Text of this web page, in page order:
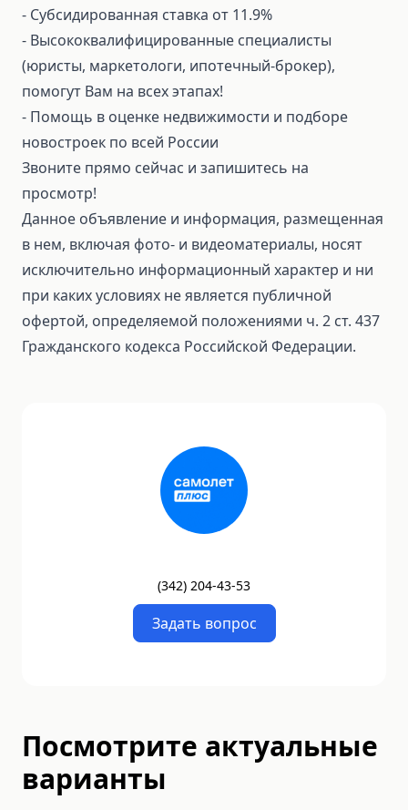
- Субсидированная ставка от 11.9%
- Высококвалифицированные специалисты
(юристы, маркетологи, ипотечный-брокер),
помогут Вам на всех этапах!
- Помощь в оценке недвижимости и подборе
новостроек по всей России
Звоните прямо сейчас и запишитесь на
просмотр!
Данное объявление и информация, размещенная
в нем, включая фото- и видеоматериалы, носят
исключительно информационный характер и ни
при каких условиях не является публичной
офертой, определяемой положениями ч. 2 ст. 437
Гражданского кодекса Российской Федерации.
(342) 204-43-53
Задать вопрос
Посмотрите актуальные
варианты